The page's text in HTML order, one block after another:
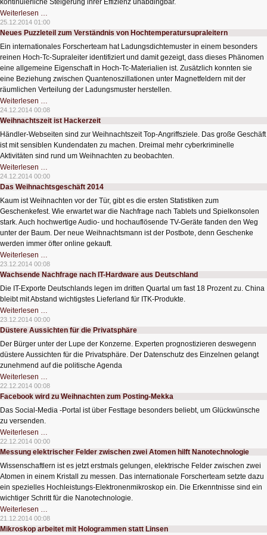
kontinuierliche Steigerung ihrer Effizienz unabdingbar.
Weiterlesen …
efficiens
zur
Effizienzsteigerung
Windkraftanlagen
25.12.2014 01:00
Neues Puzzleteil zum Verständnis von Hochtemperatursupraleitern
Ein internationales Forscherteam hat Ladungsdichtemuster in einem besonders
reinen Hoch-Tc-Supraleiter identifiziert und damit gezeigt, dass dieses Phänomen
eine allgemeine Eigenschaft in Hoch-Tc-Materialien ist. Zusätzlich konnten sie
eine Beziehung zwischen Quantenoszillationen unter Magnetfeldern mit der
räumlichen Verteilung der Ladungsmuster herstellen.
Weiterlesen …
Puzzleteil
zum
Verständnis
Hochtemperatursupraleitern
24.12.2014 00:08
Weihnachtszeit ist Hackerzeit
Händler-Webseiten sind zur Weihnachtszeit Top-Angriffsziele. Das große Geschäft
ist mit sensiblen Kundendaten zu machen. Dreimal mehr cyberkriminelle
Aktivitäten sind rund um Weihnachten zu beobachten.
Weiterlesen …
ist
Hackerzeit
24.12.2014 00:00
Das Weihnachtsgeschäft 2014
Kaum ist Weihnachten vor der Tür, gibt es die ersten Statistiken zum
Geschenkefest. Wie erwartet war die Nachfrage nach Tablets und Spielkonsolen
stark. Auch hochwertige Audio- und hochauflösende TV-Geräte fanden den Weg
unter der Baum. Der neue Weihnachtsmann ist der Postbote, denn Geschenke
werden immer öfter online gekauft.
Weiterlesen …
Weihnachtsgeschäft
2014
23.12.2014 00:08
Wachsende Nachfrage nach IT-Hardware aus Deutschland
Die IT-Exporte Deutschlands legen im dritten Quartal um fast 18 Prozent zu. China
bleibt mit Abstand wichtigstes Lieferland für ITK-Produkte.
Weiterlesen …
Nachfrage
nach
IT-
aus
Deutschland
23.12.2014 00:00
Düstere Aussichten für die Privatsphäre
Der Bürger unter der Lupe der Konzerne. Experten prognostizieren deswegenn
düstere Aussichten für die Privatsphäre. Der Datenschutz des Einzelnen gelangt
zunehmend auf die politische Agenda
Weiterlesen …
Aussichten
für
die
22.12.2014 00:08
Facebook wird zu Weihnachten zum Posting-Mekka
Das Social-Media -Portal ist über Festtage besonders beliebt, um Glückwünsche
zu versenden.
Weiterlesen …
wird
zu
Weihnachten
Posting-
Mekka
22.12.2014 00:00
Messung elektrischer Felder zwischen zwei Atomen hilft Nanotechnologie
Wissenschaftlern ist es jetzt erstmals gelungen, elektrische Felder zwischen zwei
Atomen in einem Kristall zu messen. Das internationale Forscherteam setzte dazu
ein spezielles Hochleistungs-Elektronenmikroskop ein. Die Erkenntnisse sind ein
wichtiger Schritt für die Nanotechnologie.
Weiterlesen …
elektrischer
Felder
zwischen
21.12.2014 00:08
Mikroskop arbeitet mit Hologrammen statt Linsen